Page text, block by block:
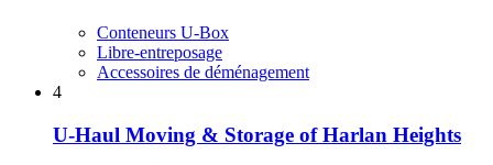
Conteneurs U-Box
Libre-entreposage
Accessoires de déménagement
4
U-Haul Moving & Storage of Harlan Heights